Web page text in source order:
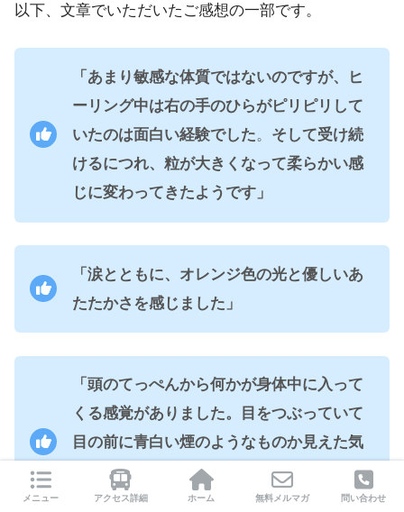
以下、文章でいただいたご感想の一部です。
「あまり敏感な体質ではないのですが、ヒ
ーリング中は右の手のひらがピリピリして
いたのは面白い経験でした。 そして受け続
けるにつれ、粒が大きくなって柔らかい感
じに変わってきたようです」
「涙とともに、オレンジ色の光と優しいあ
たたかさを感じました」
「頭のてっぺんから何かが身体中に入って
くる感覚がありました。目をつぶっていて
目の前に青白い煙のようなものか見えた気
がします。何故か気分が良く、夜はすぐ熟
睡できました」
メニュー アクセス詳細 ホーム 無料メルマガ 問い合わせ